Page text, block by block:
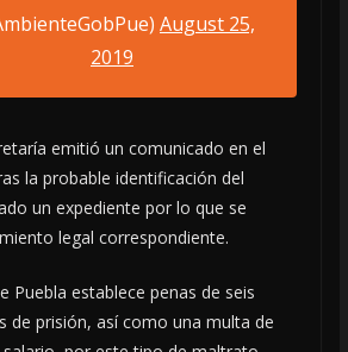
August 25,
2019
emitió un comunicado en el
la probable identificación del
un expediente por lo que se
legal correspondiente.
Puebla establece penas de seis
de prisión, así como una multa de